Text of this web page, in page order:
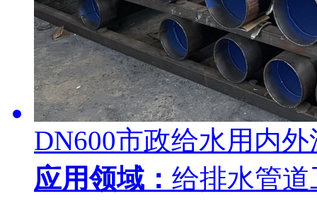
DN600市政给水用内
应用领域： 给排水管道